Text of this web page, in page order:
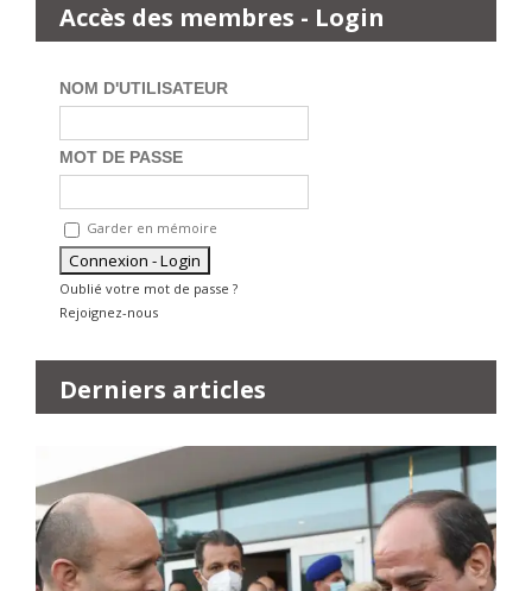
Accès des membres - Login
NOM D'UTILISATEUR
MOT DE PASSE
Garder en mémoire
Oublié votre mot de passe ?
Rejoignez-nous
Derniers articles